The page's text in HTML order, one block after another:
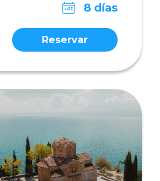
8 días
Reservar